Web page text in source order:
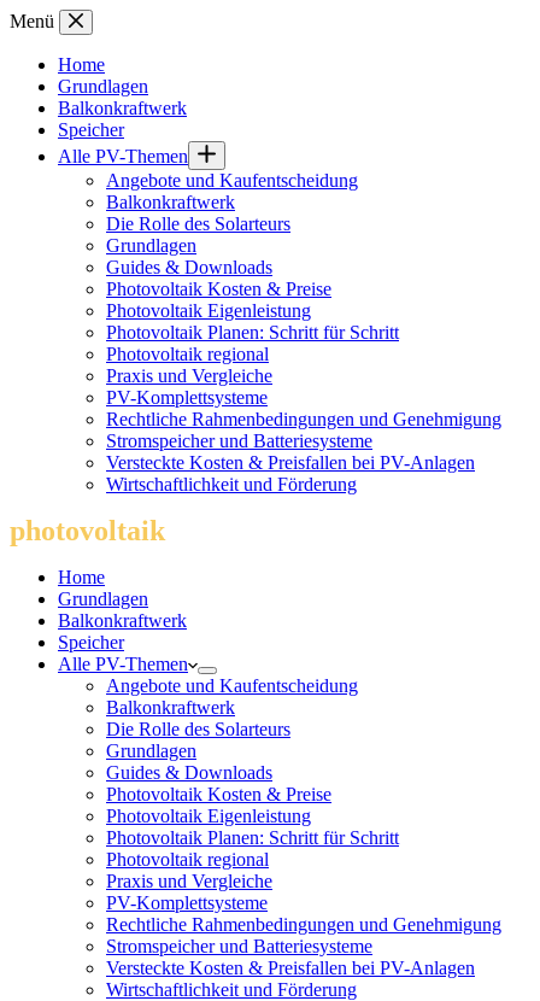
Zum
springen
Menü
Home
Grundlagen
Balkonkraftwerk
Speicher
Alle PV-Themen
Angebote und Kaufentscheidung
Balkonkraftwerk
Die Rolle des Solarteurs
Grundlagen
Guides & Downloads
Photovoltaik Kosten & Preise
Photovoltaik Eigenleistung
Photovoltaik Planen: Schritt für Schritt
Photovoltaik regional
Praxis und Vergleiche
PV-Komplettsysteme
Rechtliche Rahmenbedingungen und Genehmigung
Stromspeicher und Batteriesysteme
Versteckte Kosten & Preisfallen bei PV-Anlagen
Wirtschaftlichkeit und Förderung
photovoltaik
Home
Grundlagen
Balkonkraftwerk
Speicher
Alle PV-Themen
Angebote und Kaufentscheidung
Balkonkraftwerk
Die Rolle des Solarteurs
Grundlagen
Guides & Downloads
Photovoltaik Kosten & Preise
Photovoltaik Eigenleistung
Photovoltaik Planen: Schritt für Schritt
Photovoltaik regional
Praxis und Vergleiche
PV-Komplettsysteme
Rechtliche Rahmenbedingungen und Genehmigung
Stromspeicher und Batteriesysteme
Versteckte Kosten & Preisfallen bei PV-Anlagen
Wirtschaftlichkeit und Förderung